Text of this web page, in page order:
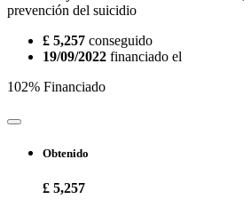
prevención del suicidio
£ 5,257 conseguido
19/09/2022 financiado el
102% Financiado
Obtenido
£ 5,257